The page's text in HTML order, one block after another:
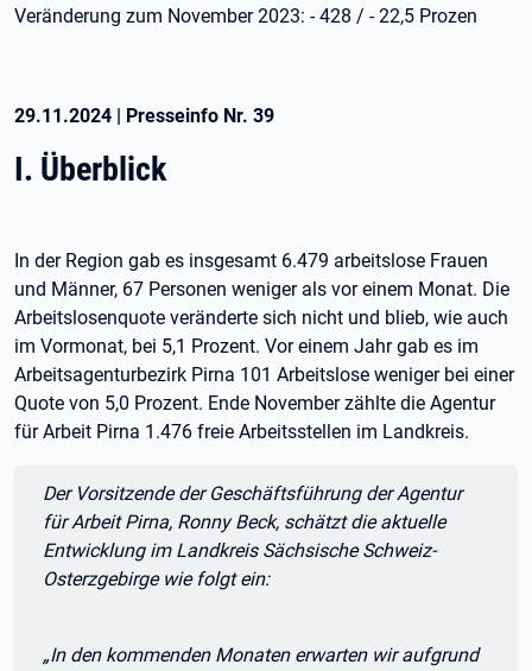
Veränderung zum November 2023: - 428 / - 22,5 Prozen
29.11.2024 | Presseinfo Nr. 39
I. Überblick
In der Region gab es insgesamt 6.479 arbeitslose Frauen
und Männer, 67 Personen weniger als vor einem Monat. Die
Arbeitslosenquote veränderte sich nicht und blieb, wie auch
im Vormonat, bei 5,1 Prozent. Vor einem Jahr gab es im
Arbeitsagenturbezirk Pirna 101 Arbeitslose weniger bei einer
Quote von 5,0 Prozent. Ende November zählte die Agentur
für Arbeit Pirna 1.476 freie Arbeitsstellen im Landkreis.
Zitat:
Der Vorsitzende der Geschäftsführung der Agentur
für Arbeit Pirna, Ronny Beck, schätzt die aktuelle
Entwicklung im Landkreis Sächsische Schweiz-
Osterzgebirge wie folgt ein:
„In den kommenden Monaten erwarten wir aufgrund